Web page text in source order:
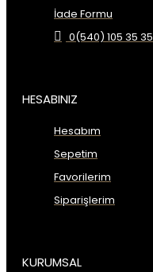
İade Formu
0(540) 105 35 35
HESABINIZ
Hesabım
Sepetim
Favorilerim
Siparişlerim
KURUMSAL